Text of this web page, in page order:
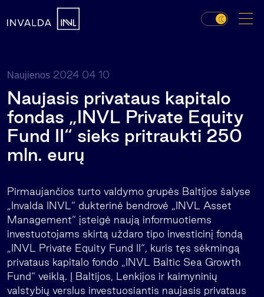
Naujienos 2024 04 10
Naujasis privataus kapitalo
fondas „INVL Private Equity
Fund II“ sieks pritraukti 250
mln. eurų
Pirmaujančios turto valdymo grupės Baltijos šalyse
„Invalda INVL“ dukterinė bendrovė „INVL Asset
Management“ įsteigė naują informuotiems
investuotojams skirtą uždaro tipo investicinį fondą
„INVL Private Equity Fund II“, kuris tęs sėkmingą
privataus kapitalo fondo „INVL Baltic Sea Growth
Fund“ veiklą. Į Baltijos, Lenkijos ir kaimyninių
valstybių verslus investuosiantis naujasis privataus